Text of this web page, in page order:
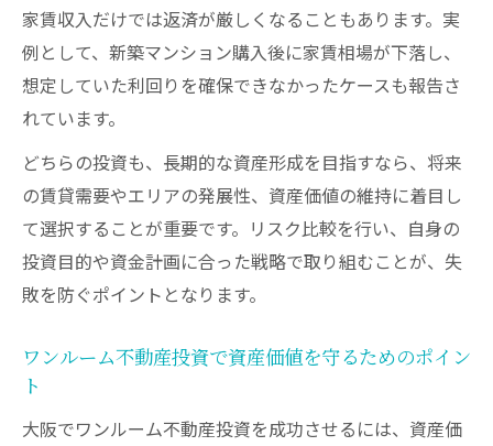
家賃収入だけでは返済が厳しくなることもあります。実
例として、新築マンション購入後に家賃相場が下落し、
想定していた利回りを確保できなかったケースも報告さ
れています。
どちらの投資も、長期的な資産形成を目指すなら、将来
の賃貸需要やエリアの発展性、資産価値の維持に着目し
て選択することが重要です。リスク比較を行い、自身の
投資目的や資金計画に合った戦略で取り組むことが、失
敗を防ぐポイントとなります。
ワンルーム不動産投資で資産価値を守るためのポイン
ト
大阪でワンルーム不動産投資を成功させるには、資産価